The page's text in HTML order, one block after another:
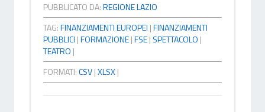
PUBBLICATO DA:REGIONE LAZIO
TAG:FINANZIAMENTI EUROPEI |FINANZIAMENTI
PUBBLICI |FORMAZIONE|FSE| SPETTACOLO |
TEATRO |
FORMATI:CSV|XLSX|